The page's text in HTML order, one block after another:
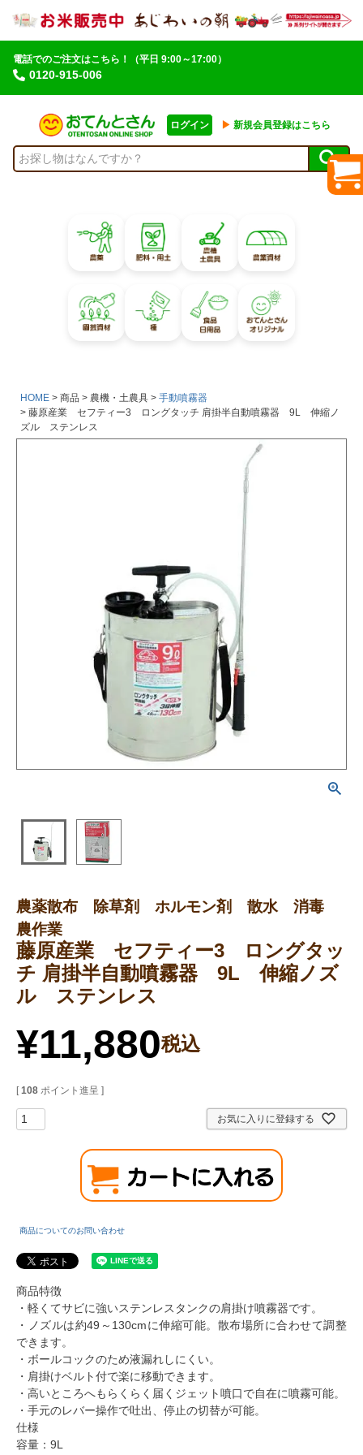
電話でのご注文はこちら！
0120-915-006
（平日 9:00～17:00）
ログイン ▶︎ 新規会員登録はこちら
HOME 商品 農機・土農具
手動噴霧器
藤原産業 セフティー3 ロングタッチ 肩掛半自動噴霧器 9L 伸縮ノ
ズル ステンレス
農薬散布 除草剤 ホルモン剤 散水 消毒
農作業
藤原産業 セフティー3 ロングタッ
チ 肩掛半自動噴霧器 9L 伸縮ノズ
ル ステンレス
¥11,880税込
[ 108 ポイント進呈 ]
お気に入りに登録する
商品についてのお問い合わせ
商品特徴
・軽くてサビに強いステンレスタンクの肩掛け噴霧器です。
・ノズルは約49～130cmに伸縮可能。散布場所に合わせて調整
できます。
・ボールコックのため液漏れしにくい。
・肩掛けベルト付で楽に移動できます。
・高いところへもらくらく届くジェット噴口で自在に噴霧可能。
・手元のレバー操作で吐出、停止の切替が可能。
仕様
容量：9L